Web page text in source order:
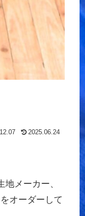
2025.06.24
メーカー、
オーダーして